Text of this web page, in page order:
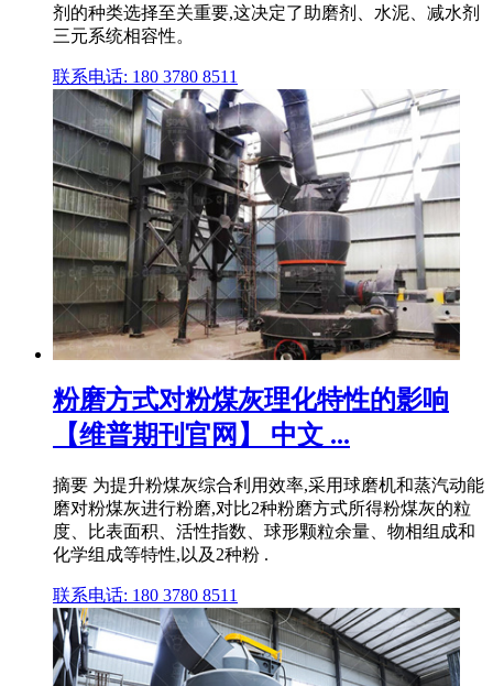
剂的种类选择至关重要,这决定了助磨剂、水泥、减水剂
三元系统相容性。
联系电话: 180 3780 8511
粉磨方式对粉煤灰理化特性的影响
【维普期刊官网】 中文 ...
摘要 为提升粉煤灰综合利用效率,采用球磨机和蒸汽动能
磨对粉煤灰进行粉磨,对比2种粉磨方式所得粉煤灰的粒
度、比表面积、活性指数、球形颗粒余量、物相组成和
化学组成等特性,以及2种粉 .
联系电话: 180 3780 8511